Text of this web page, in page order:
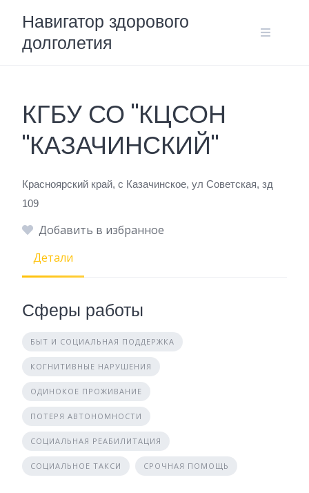
content
Навигатор здорового
долголетия
КГБУ СО "КЦСОН
"КАЗАЧИНСКИЙ"
Красноярский край, с Казачинское, ул Советская, зд
109
Добавить в избранное
Детали
Сферы работы
БЫТ И СОЦИАЛЬНАЯ ПОДДЕРЖКА
КОГНИТИВНЫЕ НАРУШЕНИЯ
ОДИНОКОЕ ПРОЖИВАНИЕ
ПОТЕРЯ АВТОНОМНОСТИ
СОЦИАЛЬНАЯ РЕАБИЛИТАЦИЯ
СОЦИАЛЬНОЕ ТАКСИ СРОЧНАЯ ПОМОЩЬ